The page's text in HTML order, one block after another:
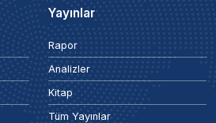
Yayınlar
Rapor
Analizler
Kitap
Tüm Yayınlar